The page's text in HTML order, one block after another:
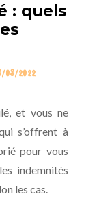
: quels
08/2022
et vous ne
s’offrent à
pour vous
indemnités
les cas.